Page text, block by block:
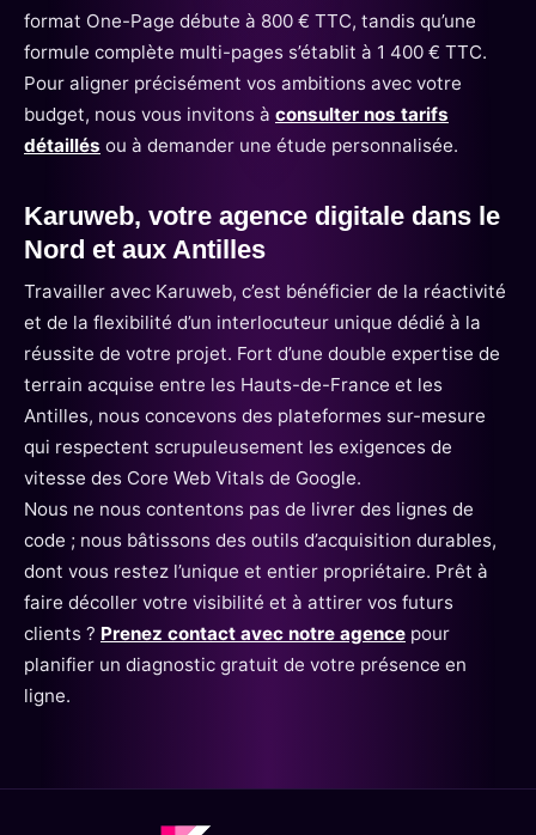
format One-Page débute à 800 € TTC, tandis qu’une
formule complète multi-pages s’établit à 1 400 € TTC.
Pour aligner précisément vos ambitions avec votre
budget, nous vous invitons à consulter nos tarifs
détaillés ou à demander une étude personnalisée.
Karuweb, votre agence digitale dans le
Nord et aux Antilles
Travailler avec Karuweb, c’est bénéficier de la réactivité
et de la flexibilité d’un interlocuteur unique dédié à la
réussite de votre projet. Fort d’une double expertise de
terrain acquise entre les Hauts-de-France et les
Antilles, nous concevons des plateformes sur-mesure
qui respectent scrupuleusement les exigences de
vitesse des Core Web Vitals de Google.
Nous ne nous contentons pas de livrer des lignes de
code ; nous bâtissons des outils d’acquisition durables,
dont vous restez l’unique et entier propriétaire. Prêt à
faire décoller votre visibilité et à attirer vos futurs
clients ? Prenez contact avec notre agence pour
planifier un diagnostic gratuit de votre présence en
ligne.